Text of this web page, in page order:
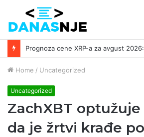
Home / Uncategorized
Uncategorized
ZachXBT optužuje
da je žrtvi krađe